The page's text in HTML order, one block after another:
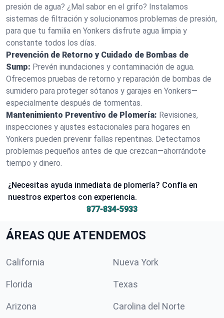
presión de agua? ¿Mal sabor en el grifo? Instalamos
sistemas de filtración y solucionamos problemas de presión,
para que tu familia en Yonkers disfrute agua limpia y
constante todos los días.
Prevención de Retorno y Cuidado de Bombas de
Sump: Prevén inundaciones y contaminación de agua.
Ofrecemos pruebas de retorno y reparación de bombas de
sumidero para proteger sótanos y garajes en Yonkers—
especialmente después de tormentas.
Mantenimiento Preventivo de Plomería: Revisiones,
inspecciones y ajustes estacionales para hogares en
Yonkers pueden prevenir fallas repentinas. Detectamos
problemas pequeños antes de que crezcan—ahorrándote
tiempo y dinero.
¿Necesitas ayuda inmediata de plomería? Confía en
nuestros expertos con experiencia.
877-834-5933
ÁREAS QUE ATENDEMOS
California Nueva York
Florida Texas
Arizona Carolina del Norte